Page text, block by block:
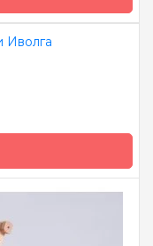
Арабеска
Арабеска